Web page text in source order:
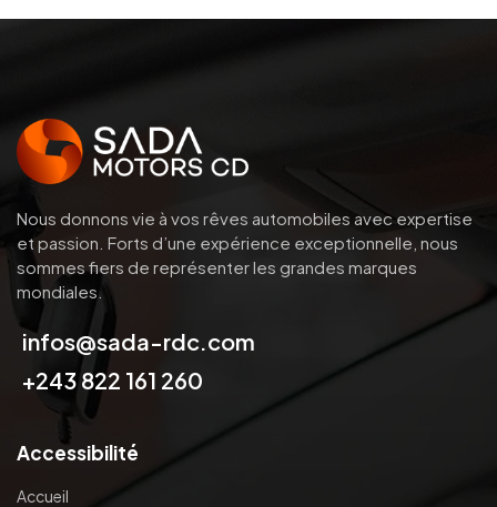
Nous donnons vie à vos rêves automobiles avec expertise
et passion. Forts d’une expérience exceptionnelle, nous
sommes fiers de représenter les grandes marques
mondiales.
infos@sada-rdc.com
+243 822 161 260
Accessibilité
Accueil